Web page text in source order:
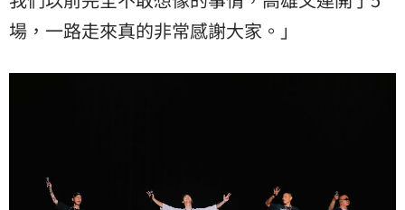
場，一路走來真的非常感謝大家。」